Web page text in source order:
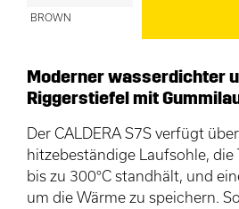
BROWN
Moderner wasserdichter
Riggerstiefel mit
Der CALDERA S7S verfügt
hitzebeständige Laufsohle, die
bis zu 300°C standhält, und
um die Wärme zu speichern.